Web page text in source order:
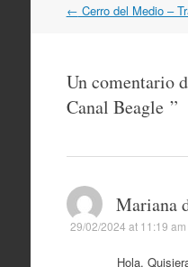
Navegación
← Cerro del Medio –
Un comentario
Canal Beagle ”
Mariana
29/02/2024 at 11:19 am
Hola.